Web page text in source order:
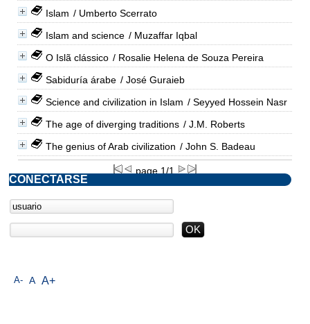
Islam / Umberto Scerrato
Islam and science / Muzaffar Iqbal
O Islã clássico / Rosalie Helena de Souza Pereira
Sabiduría árabe / José Guraieb
Science and civilization in Islam / Seyyed Hossein Nasr
The age of diverging traditions / J.M. Roberts
The genius of Arab civilization / John S. Badeau
page 1/1
A- A A+
CONECTARSE